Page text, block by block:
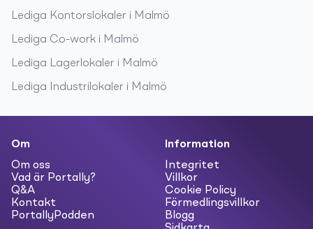
Lediga Kontorslokaler i Malmö
Lediga Co-work i Malmö
Lediga Lagerlokaler i Malmö
Lediga Industrilokaler i Malmö
Om
Om oss
Vad är Portally?
Q&A
Kontakt
PortallyPodden
Information
Integritet
Villkor
Cookie Policy
Förmedlingsvillkor
Blogg